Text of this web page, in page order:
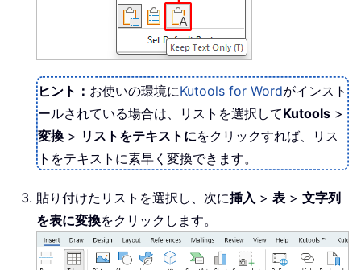
ヒント： お使いの環境にKutools for Wordがインスト
ールされている場合は、リストを選択してKutools>
変換> リストをテキストにをクリックすれば、リス
トをテキストに素早く変換できます。
貼り付けたリストを選択し、次に挿入 > 表 > 文字列
を表に変換をクリックします。